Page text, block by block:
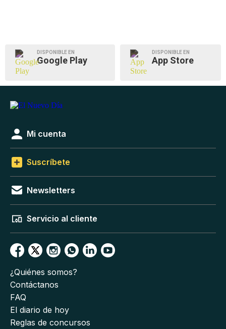
DISPONIBLE EN
Google Play
DISPONIBLE EN
App Store
Mi cuenta
Suscríbete
Newsletters
Servicio al cliente
¿Quiénes somos?
Contáctanos
FAQ
El diario de hoy
Reglas de concursos